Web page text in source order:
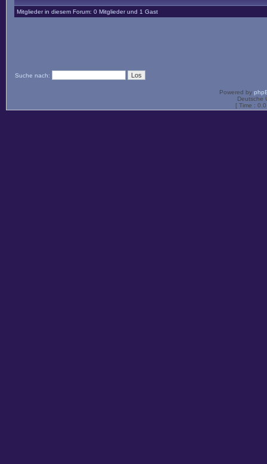
Mitglieder in diesem Forum: 0 Mitglieder und 1 Gast
Suche nach:
Powered by
Deutsche
[ Time :